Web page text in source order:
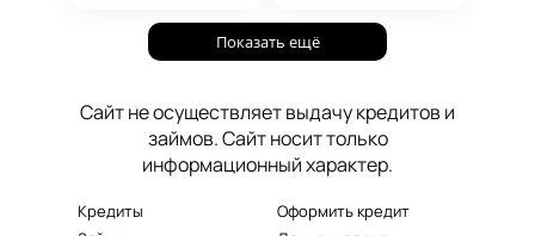
вашим надежным
помощником в мире
без проверок и
длительного
проблем здесь и
сейчас.
Показать ещё
Сайт не осуществляет выдачу кредитов и
займов. Сайт носит только
информационный характер.
Кредиты
Оформить кредит